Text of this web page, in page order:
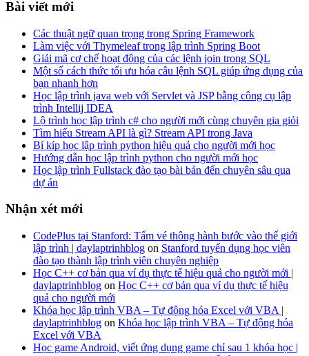
Bài viết mới
Các thuật ngữ quan trọng trong Spring Framework
Làm việc với Thymeleaf trong lập trình Spring Boot
Giải mã cơ chế hoạt động của các lệnh join trong SQL
Một số cách thức tối ưu hóa câu lệnh SQL giúp ứng dụng của
bạn nhanh hơn
Học lập trình java web với Servlet và JSP bằng công cụ lập
trình Intellij IDEA
Lộ trình học lập trình c# cho người mới cùng chuyên gia giỏi
Tìm hiểu Stream API là gì? Stream API trong Java
Bí kíp học lập trình python hiệu quả cho người mới học
Hướng dẫn học lập trình python cho người mới học
Học lập trình Fullstack đào tạo bài bản đến chuyên sâu qua
dự án
Nhận xét mới
CodePlus tại Stanford: Tấm vé thông hành bước vào thế giới
lập trình | daylaptrinhblog on Stanford tuyển dụng học viên
đào tạo thành lập trình viên chuyên nghiệp
Học C++ cơ bản qua ví dụ thực tế hiệu quả cho người mới |
daylaptrinhblog on Học C++ cơ bản qua ví dụ thực tế hiệu
quả cho người mới
Khóa học lập trình VBA – Tự động hóa Excel với VBA |
daylaptrinhblog on Khóa học lập trình VBA – Tự động hóa
Excel với VBA
Học game Android, viết ứng dụng game chỉ sau 1 khóa học |